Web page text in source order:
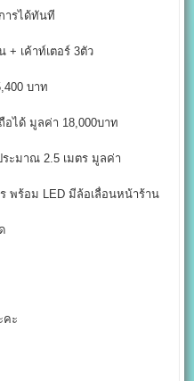
ารได้ทันที
+ เค้าท์เตอร์ 3ตัว
บาท
อได้ มูลค่า 18,000บาท
ะมาณ 2.5 เมตร มูลค่า
พร้อม LED มีล้อเลื่อนหน้าร้าน
คะ